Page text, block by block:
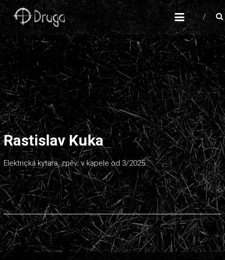
KAPELA DRUGA
Pagan-folk
Rastislav Kuka
Elektrická kytara, zpěv; v kapele od 3/2025